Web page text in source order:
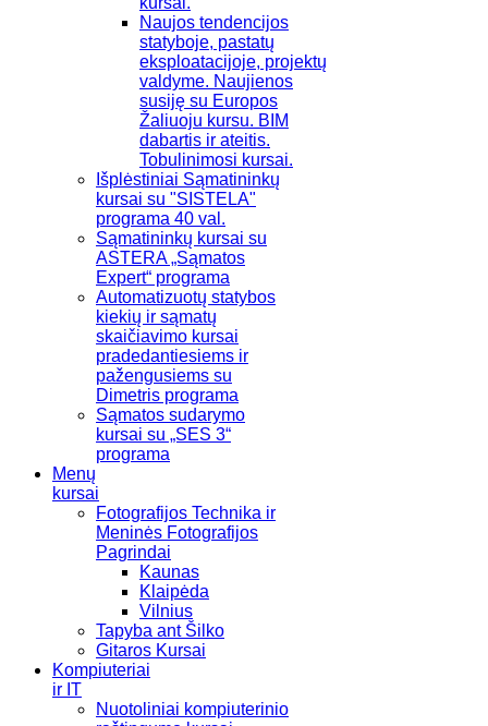
Naujos tendencijos
statyboje, pastatų
eksploatacijoje, projektų
valdyme. Naujienos
susiję su Europos
Žaliuoju kursu. BIM
dabartis ir ateitis.
Tobulinimosi kursai.
Išplėstiniai Sąmatininkų
kursai su "SISTELA"
programa 40 val.
Sąmatininkų kursai su
ASTERA „Sąmatos
Expert“ programa
Automatizuotų statybos
kiekių ir sąmatų
skaičiavimo kursai
pradedantiesiems ir
pažengusiems su
Dimetris programa
Sąmatos sudarymo
kursai su „SES 3“
programa
Menų
kursai
Fotografijos Technika ir
Meninės Fotografijos
Pagrindai
Kaunas
Klaipėda
Vilnius
Tapyba ant Šilko
Gitaros Kursai
Kompiuteriai
ir IT
Nuotoliniai kompiuterinio